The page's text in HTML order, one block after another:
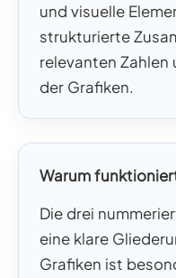
und visuelle
strukturierte
relevanten Zahlen
der Grafiken.
Warum
Die drei
eine klare
Grafiken ist